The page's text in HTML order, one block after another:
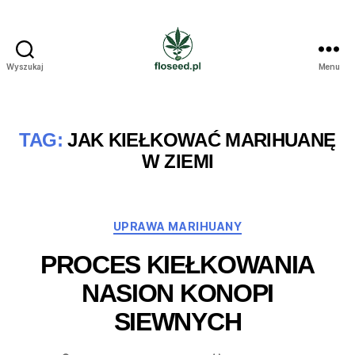
Wyszukaj Menu
TAG: JAK KIEŁKOWAĆ MARIHUANĘ
W ZIEMI
Kategorie
UPRAWA MARIHUANY
PROCES KIEŁKOWANIA
NASION KONOPI
SIEWNYCH